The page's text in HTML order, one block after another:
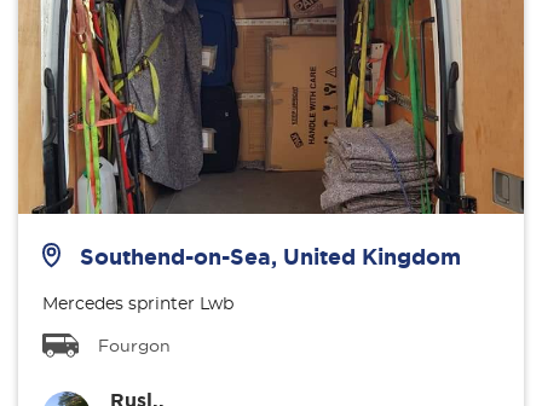
Southend-on-Sea, United Kingdom
Mercedes sprinter Lwb
Fourgon
Rusl..